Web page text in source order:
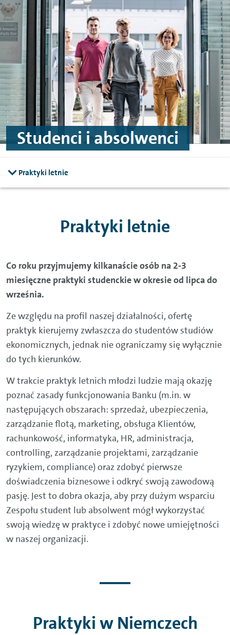
Przejdź do treści
Przejdź do stopki
Studenci i absolwenci
Praktyki letnie
Praktyki letnie
Co roku przyjmujemy kilkanaście osób na 2-3
miesięczne praktyki studenckie w okresie od lipca do
września.
Ze względu na profil naszej działalności, ofertę
praktyk kierujemy zwłaszcza do studentów studiów
ekonomicznych, jednak nie ograniczamy się wyłącznie
do tych kierunków.
W trakcie praktyk letnich młodzi ludzie mają okazję
poznać zasady funkcjonowania Banku (m.in. w
następujących obszarach: sprzedaż, ubezpieczenia,
zarządzanie flotą, marketing, obsługa Klientów,
rachunkowość, informatyka, HR, administracja,
controlling, zarządzanie projektami, zarządzanie
ryzykiem, compliance) oraz zdobyć pierwsze
doświadczenia biznesowe i odkryć swoją zawodową
pasję. Jest to dobra okazja, aby przy dużym wsparciu
Zespołu student lub absolwent mógł wykorzystać
swoją wiedzę w praktyce i zdobyć nowe umiejętności
w naszej organizacji.
Praktyki w Niemczech